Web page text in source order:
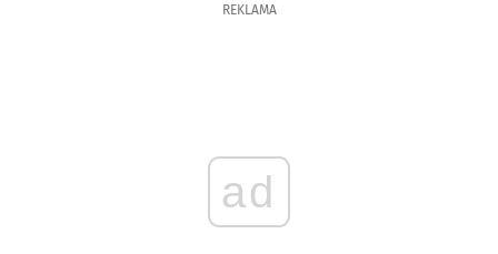
REKLAMA
ad